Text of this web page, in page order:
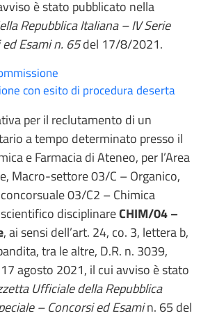
è stato pubblicato nella
Repubblica Italiana – IV Serie
Esami n. 65del 17/8/2021.
con esito di procedura deserta
per il reclutamento di un
a tempo determinato presso il
e Farmacia di Ateneo, per l’Area
Macro-settore 03/C – Organico,
03/C2 – Chimica
disciplinareCHIM/04 –
, ai sensi dell’art. 24, co. 3, lettera b,
tra le altre, D.R. n. 3039,
agosto 2021, il cui avviso è stato
Ufficiale della Repubblica
– Concorsi ed Esamin. 65 del